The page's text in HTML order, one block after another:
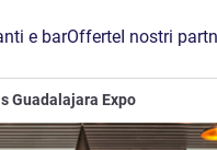
e barOfferteI nostri
Guadalajara Expo